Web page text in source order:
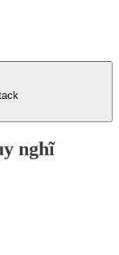
nghĩ